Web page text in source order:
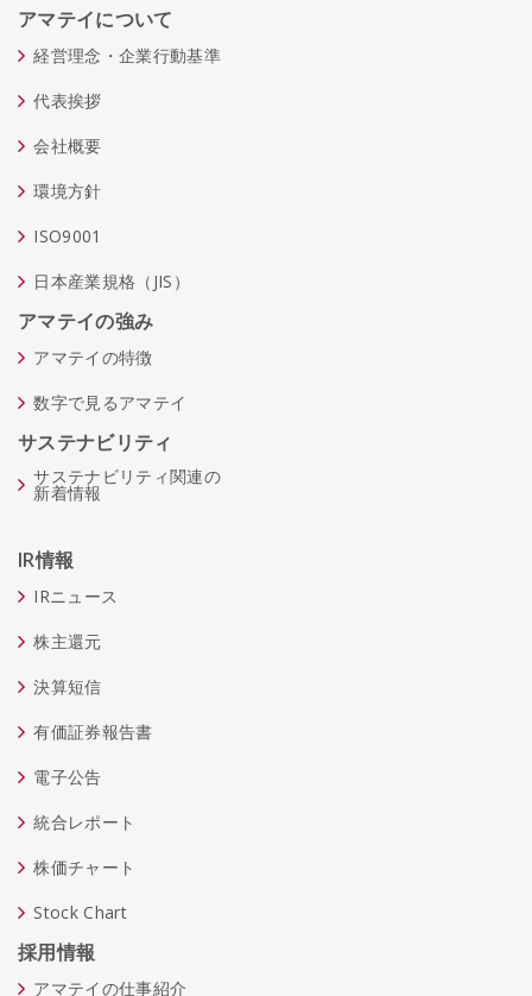
アマテイについて
経営理念・企業行動基準
代表挨拶
会社概要
環境方針
ISO9001
日本産業規格（JIS）
アマテイの強み
アマテイの特徴
数字で見るアマテイ
サステナビリティ
サステナビリティ関連の
新着情報
IR情報
IRニュース
株主還元
決算短信
有価証券報告書
電子公告
統合レポート
株価チャート
Stock Chart
採用情報
アマテイの仕事紹介